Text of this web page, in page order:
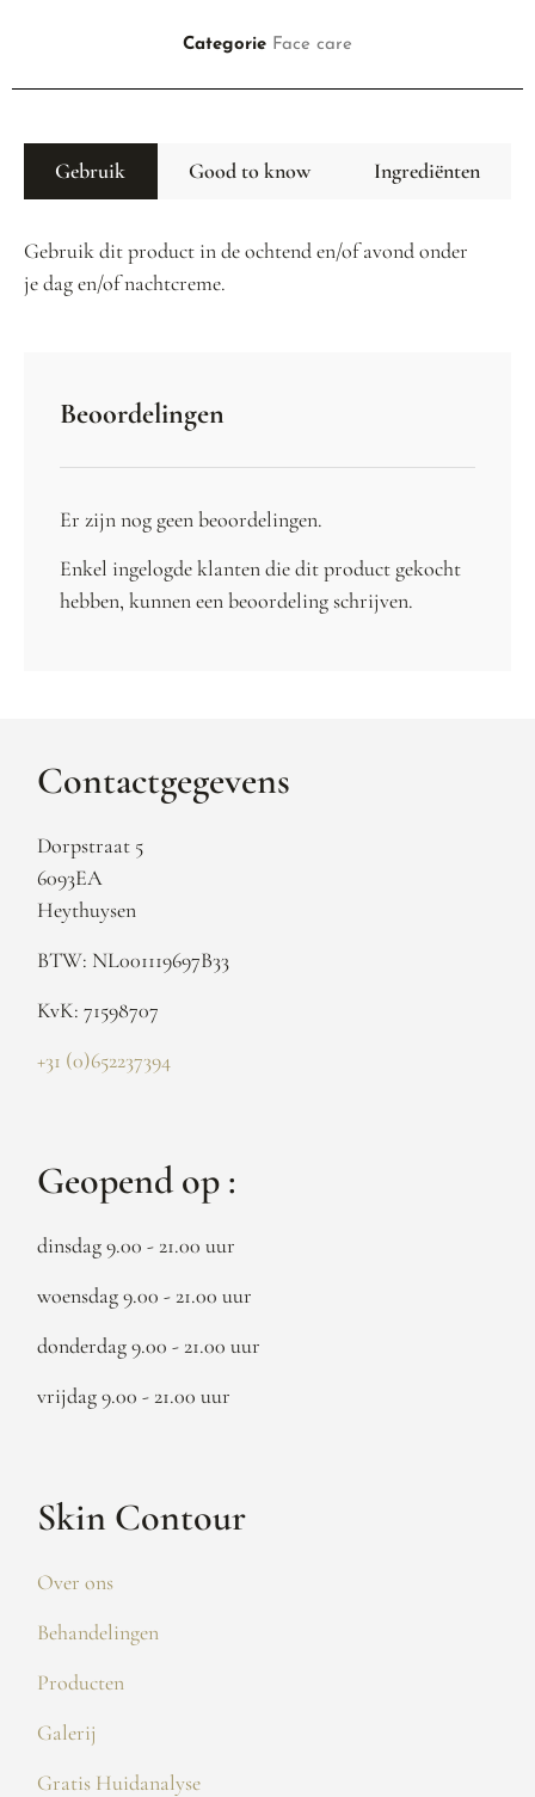
Categorie Face care
Gebruik Good to know Ingrediënten
Gebruik dit product in de ochtend en/of avond onder
je dag en/of nachtcreme.
Beoordelingen
Er zijn nog geen beoordelingen.
Enkel ingelogde klanten die dit product gekocht
hebben, kunnen een beoordeling schrijven.
Contactgegevens
Dorpstraat 5
6093EA
Heythuysen
BTW: NL001119697B33
KvK: 71598707
+31 (0)652237394
Geopend op :
dinsdag 9.00 - 21.00 uur
woensdag 9.00 - 21.00 uur
donderdag 9.00 - 21.00 uur
vrijdag 9.00 - 21.00 uur
Skin Contour
Over ons
Behandelingen
Producten
Galerij
Gratis Huidanalyse